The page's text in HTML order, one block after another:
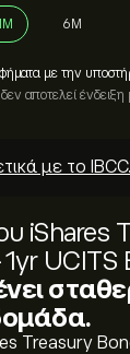
6M
με την
αποτελεί ένδειξη
με το
iShares
UCITS
Treasury